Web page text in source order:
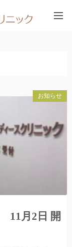
お知らせ
11月2日 開